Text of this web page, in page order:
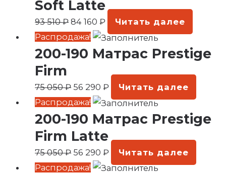
Soft Latte
93 510₽
510 ₽.
84 160₽
Читать далее
Распродажа!
200-190 Матрас Prestige
Firm
75 050₽
Первоначальная
цена
75
050 ₽.
56 290₽
Текущая
цена:
290 ₽.
Читать далее
Распродажа!
200-190 Матрас Prestige
Firm Latte
75 050₽
Первоначальная
цена
составляла
050 ₽.
56 290₽
Текущая
цена:
Читать далее
Распродажа!Первоначальная
Текущая